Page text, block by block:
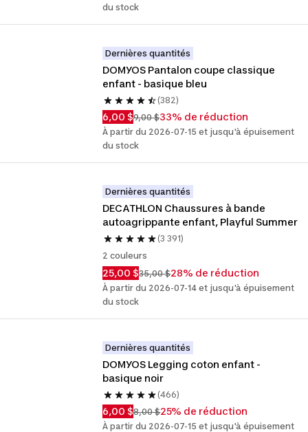
du stock
Dernières quantités
DOMYOS Pantalon coupe classique
enfant - basique bleu
(382)
6,00 $9,00 $33% de réduction
À partir du 2026-07-15 et jusqu'à épuisement
du stock
Dernières quantités
DECATHLON Chaussures à bande
autoagrippante enfant, Playful Summer
(3 391)
2 couleurs
25,00 $35,00 $28% de réduction
À partir du 2026-07-14 et jusqu'à épuisement
du stock
Dernières quantités
DOMYOS Legging coton enfant -
basique noir
(466)
6,00 $8,00 $25% de réduction
À partir du 2026-07-15 et jusqu'à épuisement